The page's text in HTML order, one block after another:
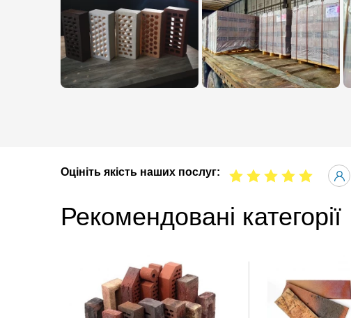
Оцініть якість наших послуг:
Рекомендовані категорії